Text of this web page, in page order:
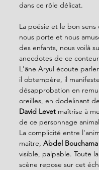
dans ce rôle délicat.
La poésie et le bon
nous porte et nous
des enfants, nous voilà
anecdotes de ce
L'âne Aryul écoute
il obtempère, il
désapprobation en
oreilles, en dodelinant
David Levet maîtrise à
de ce personnage
La complicité entre
maître, Abdel Bouchama
visible, palpable. Toute
scène repose sur cet